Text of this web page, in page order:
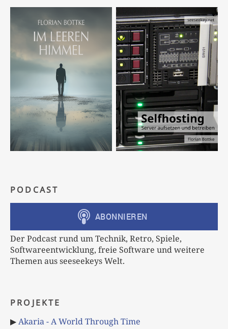
PODCAST
Der Podcast rund um Technik, Retro, Spiele,
Softwareentwicklung, freie Software und weitere
Themen aus seeseekeys Welt.
PROJEKTE
▶Akaria - A World Through Time